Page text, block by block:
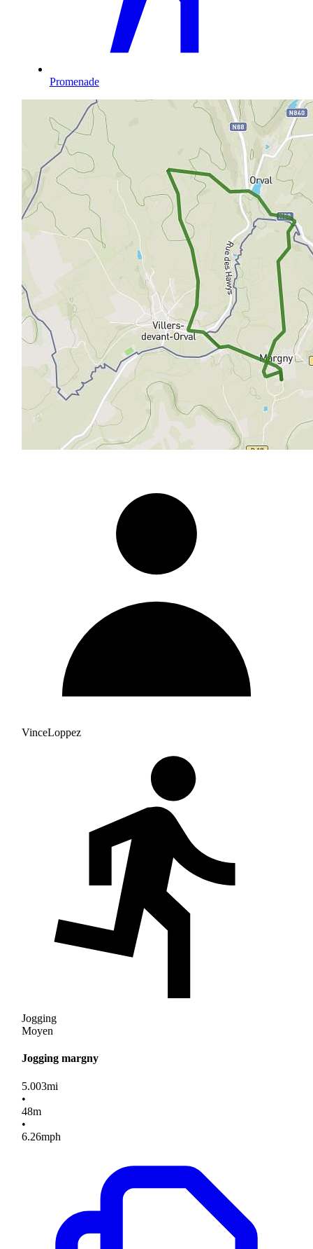
Promenade
VinceLoppez
Jogging
Moyen
Jogging margny
5.003mi
•
48m
•
6.26mph